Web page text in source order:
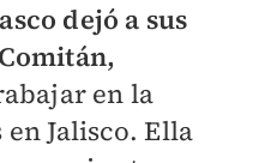
dejó a sus
en la
Jalisco. Ella